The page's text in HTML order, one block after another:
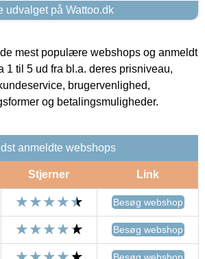
udvalget på Wattoo.dk
mest populære webshops og anmeldt
1 til 5 ud fra bl.a. deres prisniveau,
brugervenlighed,
og betalingsmuligheder.
anmeldte webshops
Stjerner Link
Besøg webshop
Besøg webshop
Besøg webshop